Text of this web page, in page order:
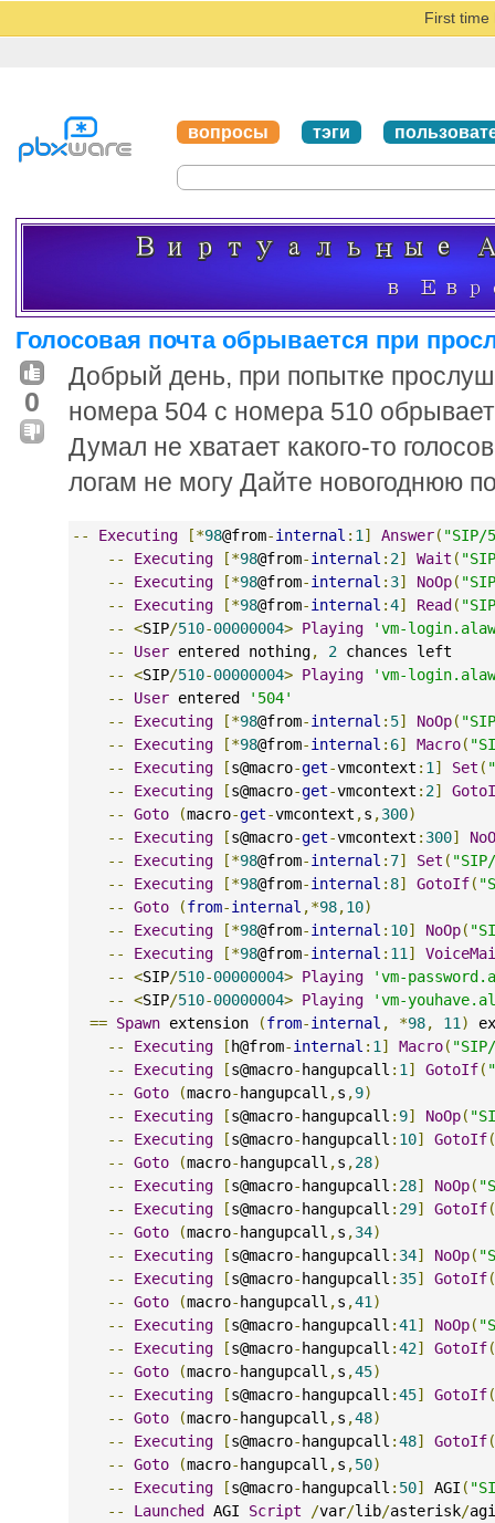
First time
вопросы тэги
Голосовая почта обрывается при
0
Добрый день, при попытке
номера 504 с номера 510
Думал не хватает какого-то
логам не могу Дайте новогоднюю
-- Executing [*98@from-internal : 1 ] Answer( "SIP/
--
Executing [*98@from-internal : 2] Wait (
--
Executing [*98@from-internal : 3] NoOp(
--
Executing [*98@from-internal :4] Read(
--
<SIP/510-00000004> Playing
'vm-
--
User entered nothing, 2 chances left
--
<SIP/510-00000004> Playing
'vm-
--
User entered
'504'
--
Executing [*98@from-internal : 5] NoOp(
--
Executing [*98@from-internal : 6] Macro(
--
Executing [s@macro-get-vmcontext : 1 ] Set (
--
Executing [s@macro-get-vmcontext : 2]
--
Goto (macro-get-vmcontext ,s ,300)
--
Executing [s@macro-get-vmcontext : 300]
--
Executing [*98@from-internal : 7] Set (
--
Executing [*98@from-internal : 8] GotoIf(
--
Goto (from-internal ,*98,10)
--
Executing [*98@from-internal : 10] NoOp(
--
Executing [*98@from-internal : 11 ]
--
<SIP/510-00000004> Playing
'vm-
--
<SIP/510-00000004> Playing
'vm-
== Spawn extension (from-internal , *98, 11 )
--
Executing [h@from-internal : 1 ] Macro(
--
Executing [s@macro-hangupcall : 1 ] GotoIf(
--
Goto (macro-hangupcall ,s ,9)
--
Executing [s@macro-hangupcall : 9] NoOp(
--
Executing [s@macro-hangupcall : 10] GotoIf(
--
Goto (macro-hangupcall ,s ,28)
--
Executing [s@macro-hangupcall : 28] NoOp(
--
Executing [s@macro-hangupcall : 29] GotoIf(
--
Goto (macro-hangupcall ,s ,34)
--
Executing [s@macro-hangupcall : 34] NoOp(
--
Executing [s@macro-hangupcall : 35] GotoIf(
--
Goto (macro-hangupcall ,s ,41 )
--
Executing [s@macro-hangupcall :41 ] NoOp(
--
Executing [s@macro-hangupcall :42] GotoIf(
--
Goto (macro-hangupcall ,s ,45)
--
Executing [s@macro-hangupcall :45] GotoIf(
--
Goto (macro-hangupcall ,s ,48)
--
Executing [s@macro-hangupcall :48] GotoIf(
--
Goto (macro-hangupcall ,s ,50)
--
Executing [s@macro-hangupcall : 50] AGI (
--
Launched AGI Script /var/lib/asterisk/agi